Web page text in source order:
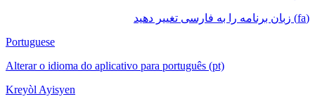
(fa) زبان برنامه را به فارسی تغییر دهید
Portuguese
Alterar o idioma do aplicativo para português (pt)
Kreyòl Ayisyen